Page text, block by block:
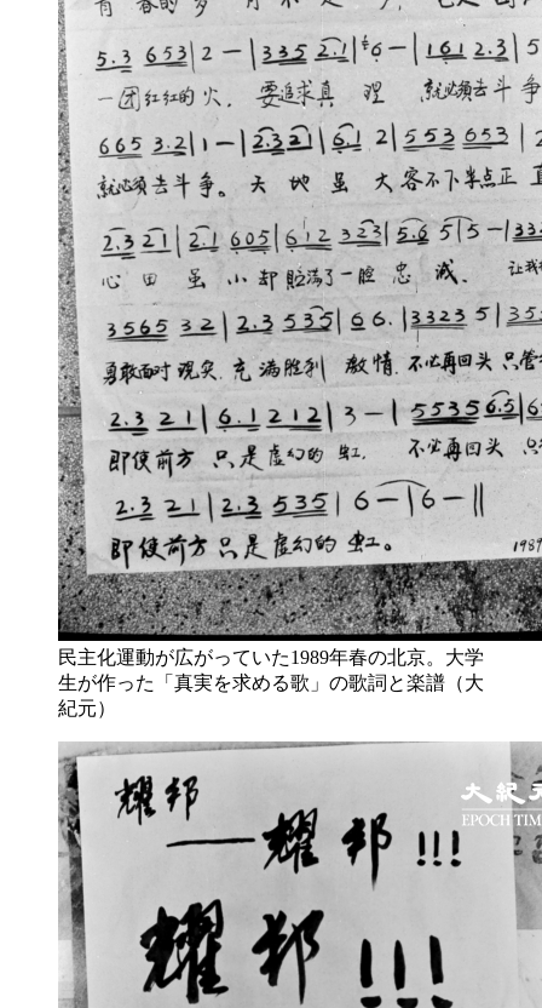
民主化運動が広がっていた1989年春の北京。大学
生が作った「真実を求める歌」の歌詞と楽譜（大
紀元）